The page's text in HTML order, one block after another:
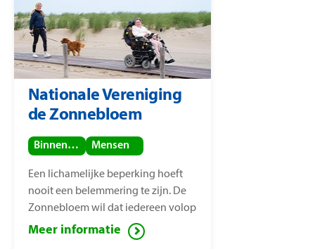
Nationale Vereniging
de Zonnebloem
Binnenland Mensen
Een lichamelijke beperking hoeft
nooit een belemmering te zijn. De
Zonnebloem wil dat iedereen volop
van het leven kan genieten, ook
mensen met een lichamelijke
Meer informatie